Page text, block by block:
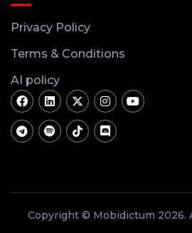
Privacy Policy
Terms & Conditions
AI policy
Copyright © Mobidictum 2026.